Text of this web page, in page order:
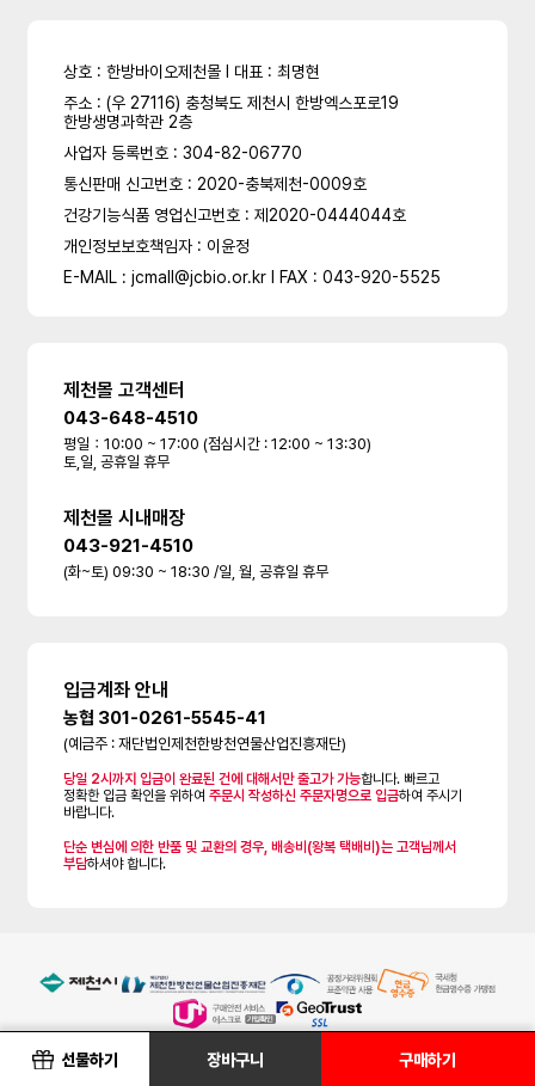
선물하기 장바구니 구매하기
상호 : 한방바이오제천몰 l 대표 : 최명현
주소 : (우 27116) 충청북도 제천시 한방엑스포로19
한방생명과학관 2층
사업자 등록번호 : 304-82-06770
통신판매 신고번호 : 2020-충북제천-0009호
건강기능식품 영업신고번호 : 제2020-0444044호
개인정보보호책임자 : 이윤정
E-MAIL : jcmall@jcbio.or.kr l FAX : 043-920-5525
제천몰 고객센터
043-648-4510
평일：10:00 ~ 17:00 (점심시간 : 12:00 ~ 13:30)
토,일, 공휴일 휴무
제천몰 시내매장
043-921-4510
(화~토) 09:30 ~ 18:30 /일, 월, 공휴일 휴무
입금계좌 안내
농협 301-0261-5545-41
(예금주 : 재단법인제천한방천연물산업진흥재단)
당일 2시까지 입금이 완료된 건에 대해서만 출고가 가능합니다. 빠르고
정확한 입금 확인을 위하여주문시 작성하신 주문자명으로 입금하여 주시기
바랍니다.
단순 변심에 의한 반품 및 교환의 경우, 배송비(왕복 택배비)는 고객님께서
부담하셔야 합니다.
한방바이오제천몰은 인터넷 판매 중개시스템만 제공하며 등록된 판매물품과 물품의